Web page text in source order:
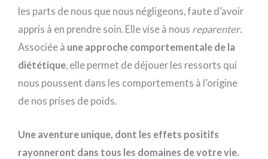
les parts de nous que nous négligeons, faute d’avoir
appris à en prendre soin. Elle vise à nous reparenter.
Associée à une approche comportementale de la
diététique, elle permet de déjouer les ressorts qui
nous poussent dans les comportements à l’origine
de nos prises de poids.
Une aventure unique, dont les effets positifs
rayonneront dans tous les domaines de votre vie.